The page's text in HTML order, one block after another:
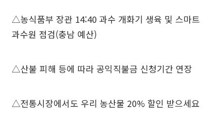
△농식품부 장관 14:40 과수 개화기 생육 및 스마트
과수원 점검(충남 예산)
△산불 피해 등에 따라 공익직불금 신청기간 연장
△전통시장에서도 우리 농산물 20% 할인 받으세요